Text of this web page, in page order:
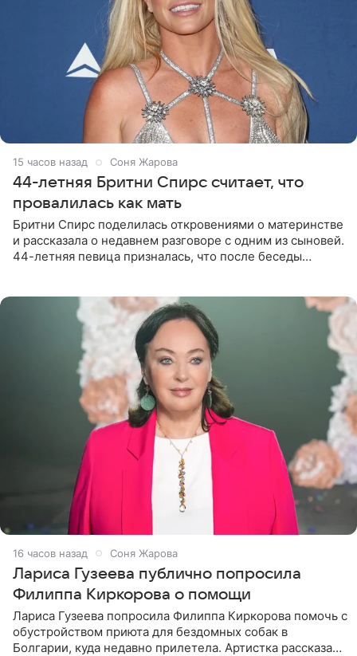
15 часов назад Соня Жарова
44-летняя Бритни Спирс считает, что
провалилась как мать
Бритни Спирс поделилась откровениями о материнстве
и рассказала о недавнем разговоре с одним из сыновей.
44-летняя певица призналась, что после беседы
16 часов назад Соня Жарова
Лариса Гузеева публично попросила
Филиппа Киркорова о помощи
Лариса Гузеева попросила Филиппа Киркорова помочь с
обустройством приюта для бездомных собак в
Болгарии, куда недавно прилетела. Артистка рассказала